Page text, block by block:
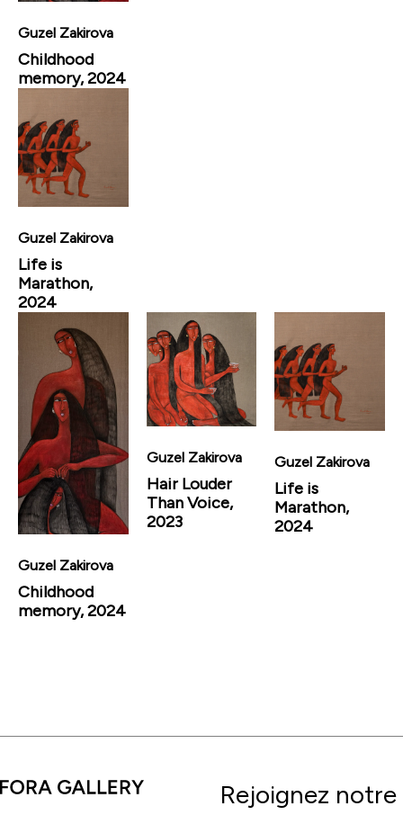
Guzel Zakirova
Childhood
memory, 2024
Guzel Zakirova
Life is
Marathon,
2024
Guzel Zakirova
Childhood
memory, 2024
Guzel Zakirova
Hair Louder
Than Voice,
2023
Guzel Zakirova
Life is
Marathon,
2024
Rejoignez notre